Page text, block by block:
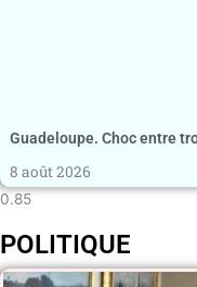
Guadeloupe. Choc entre
8 août 2026
POLITIQUE